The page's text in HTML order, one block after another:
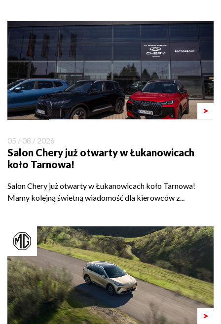
>
05 / 08 / 2026
Salon Chery już otwarty w Łukanowicach
koło Tarnowa!
Salon Chery już otwarty w Łukanowicach koło Tarnowa!
Mamy kolejną świetną wiadomość dla kierowców z...
>